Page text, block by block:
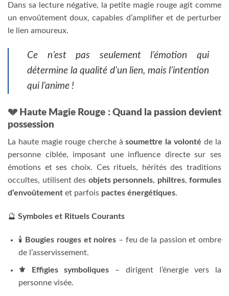
Dans sa lecture négative, la petite magie rouge agit comme
un envoûtement doux, capables d’amplifier et de perturber
le lien amoureux.
Ce n’est pas seulement l’émotion qui
détermine la qualité d’un lien, mais l’intention
qui l’anime !
💔 Haute Magie Rouge : Quand la passion devient
possession
La haute magie rouge cherche àsoumettre la volonté de la
personne ciblée, imposant une influence directe sur ses
émotions et ses choix. Ces rituels, hérités des traditions
occultes, utilisent des objets personnels, philtres, formules
d’envoûtement et parfois pactes énergétiques.
🔮 Symboles et Rituels Courants
🕯️ Bougies rouges et noires – feu de la passion et ombre
de l’asservissement.
⚜️ Effigies symboliques – dirigent l’énergie vers la
personne visée.